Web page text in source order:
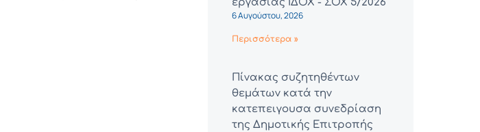
εργασίας ΙΔΟΧ - ΣΟΧ 5/2026
6 Αυγούστου, 2026
Περισσότερα »
Πίνακας συζητηθέντων
θεμάτων κατά την
κατεπειγουσα συνεδρίαση
της Δημοτικής Επιτροπής